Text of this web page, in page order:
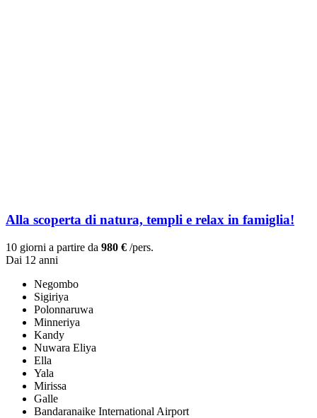
Alla scoperta di natura, templi e relax in famiglia!
10 giorni a partire da 980 € /pers.
Dai 12 anni
Negombo
Sigiriya
Polonnaruwa
Minneriya
Kandy
Nuwara Eliya
Ella
Yala
Mirissa
Galle
Bandaranaike International Airport